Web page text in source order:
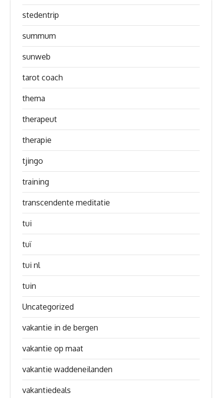
stedentrip
summum
sunweb
tarot coach
thema
therapeut
therapie
tjingo
training
transcendente meditatie
tui
tuï
tui nl
tuin
Uncategorized
vakantie in de bergen
vakantie op maat
vakantie waddeneilanden
vakantiedeals